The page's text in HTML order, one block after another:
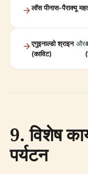
लॉस पीनास-पैराक्यू
एगुइनाल्डो श्राइन
(काविट)
और
9. विशेष
पर्यटन